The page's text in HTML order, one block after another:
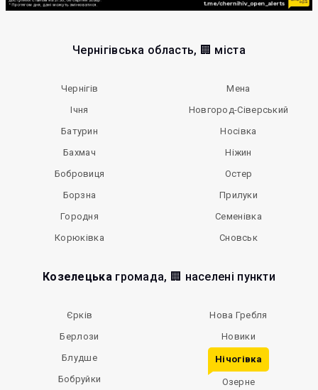
Чернігівська область, 🏢 міста
Чернігів
Ічня
Батурин
Бахмач
Бобровиця
Борзна
Городня
Корюківка
Мена
Новгород-Сіверський
Носівка
Ніжин
Остер
Прилуки
Семенівка
Сновськ
Козелецькагромада, 🏢 населені пункти
Єрків
Берлози
Блудше
Бобруйки
Нова Гребля
Новики
Нічогівка
Озерне